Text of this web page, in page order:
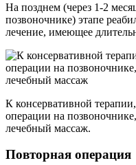
На позднем (через 1-2
позвоночнике) этапе
лечение, имеющее
К консервативной
операции на
лечебный массаж.
Повторная операция